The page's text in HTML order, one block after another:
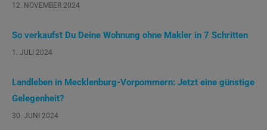
12. NOVEMBER 2024
So verkaufst Du Deine Wohnung ohne Makler in 7 Schritten
1. JULI 2024
Landleben in Mecklenburg-Vorpommern: Jetzt eine günstige
Gelegenheit?
30. JUNI 2024